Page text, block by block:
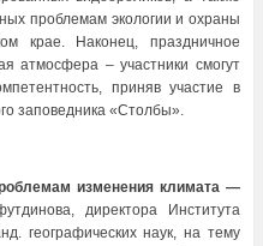
проблемам экологии и охраны
крае. Наконец, праздничное
атмосфера – участники смогут
приняв участие в
заповедника «Столбы».
изменения климата —
директора Института
географических наук, на тему